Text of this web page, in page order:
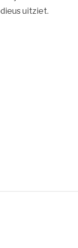
uitziet.